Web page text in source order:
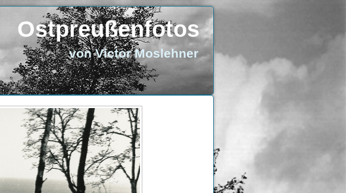
Ostpreußenfotos
von Victor Moslehner